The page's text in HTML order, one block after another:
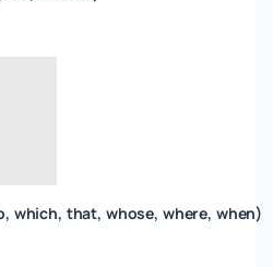
which, that, whose, where, when)